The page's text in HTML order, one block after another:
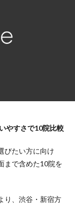
やすさで10院比較
びたい方に向け
まで含めた10院を
り、渋谷・新宿方